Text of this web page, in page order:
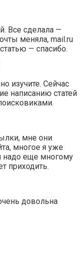
Все сделала —
меняла, mail.ru
— спасибо.
изучите. Сейчас
написанию статей
мне они
многое я уже
надо еще многому
приходить.
довольна